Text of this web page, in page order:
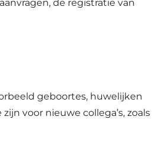
de registratie van
geboortes, huwelijken
voor nieuwe collega’s, zoals